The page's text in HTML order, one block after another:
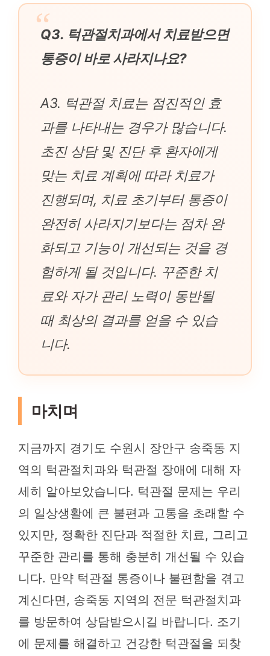
Q3. 턱관절치과에서 치료받으면
통증이 바로 사라지나요?
A3. 턱관절 치료는 점진적인 효
과를 나타내는 경우가 많습니다.
초진 상담 및 진단 후 환자에게
맞는 치료 계획에 따라 치료가
진행되며, 치료 초기부터 통증이
완전히 사라지기보다는 점차 완
화되고 기능이 개선되는 것을 경
험하게 될 것입니다. 꾸준한 치
료와 자가 관리 노력이 동반될
때 최상의 결과를 얻을 수 있습
니다.
마치며
지금까지 경기도 수원시 장안구 송죽동 지
역의 턱관절치과와 턱관절 장애에 대해 자
세히 알아보았습니다. 턱관절 문제는 우리
의 일상생활에 큰 불편과 고통을 초래할 수
있지만, 정확한 진단과 적절한 치료, 그리고
꾸준한 관리를 통해 충분히 개선될 수 있습
니다. 만약 턱관절 통증이나 불편함을 겪고
계신다면, 송죽동 지역의 전문 턱관절치과
를 방문하여 상담받으시길 바랍니다. 조기
에 문제를 해결하고 건강한 턱관절을 되찾